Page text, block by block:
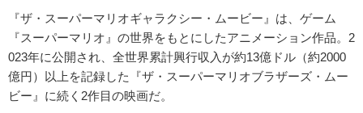
『ザ・スーパーマリオギャラクシー・ムービー』は、ゲーム
『スーパーマリオ』の世界をもとにしたアニメーション作品。2
023年に公開され、全世界累計興行収入が約13億ドル（約2000
億円）以上を記録した『ザ・スーパーマリオブラザーズ・ムー
ビー』に続く2作目の映画だ。